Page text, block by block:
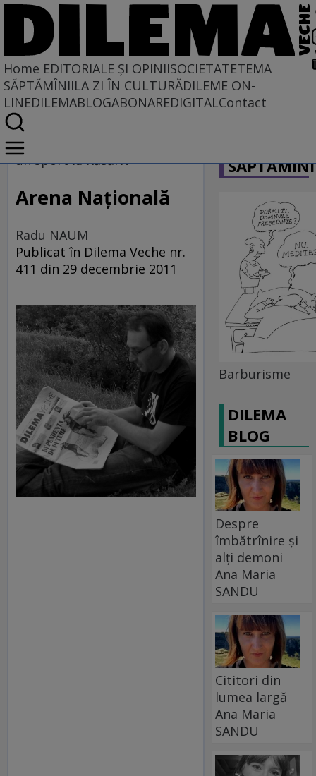
Home EDITORIALE ȘI OPINIISOCIETATETEMA
SĂPTĂMÎNIILA ZI ÎN CULTURĂDILEME ON-
LINEDILEMABLOGABONAREDIGITALContact
Home
EDITORIALE ȘI OPINII
TÎLC SHOW
un sport la Răsărit
Arena Naţională
Radu NAUM
Publicat în Dilema Veche nr.
411 din 29 decembrie 2011
Barburisme
DILEMA
BLOG
Despre
îmbătrînire și
alți demoni
Ana Maria
SANDU
Cititori din
lumea largă
Ana Maria
SANDU